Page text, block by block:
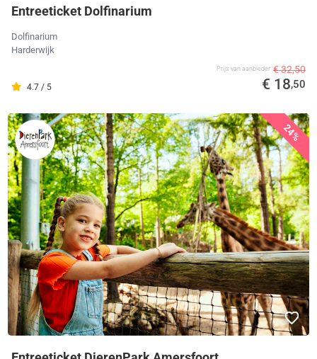
Entreeticket Dolfinarium
Dolfinarium
Harderwijk
4.7 / 5
Prijs van aanbieder € 32,50
€ 18,50
24%